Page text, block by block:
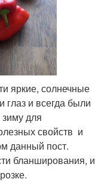
яркие, солнечные
и всегда были
для
свойств и
данный пост.
бланширования, и